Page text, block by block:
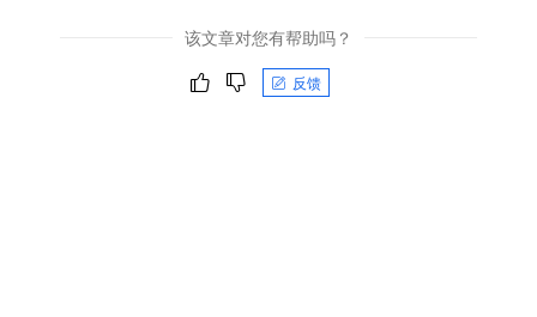
该文章对您有帮助吗？
反馈